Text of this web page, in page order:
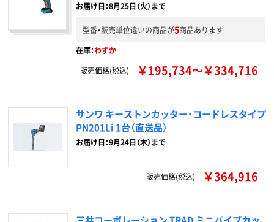
お届け日：8月25日（火）まで
型番・販売単位違いの商品が5商品あります
在庫：わずか
販売価格(税込)
￥195,734～￥334,716
サンワ キーストンカッター・コードレスタイプ
PN201Li 1台（直送品）
お届け日：9月24日（木）まで
販売価格(税込) ￥364,916